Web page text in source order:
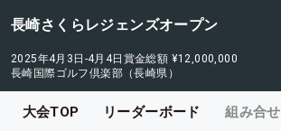
長崎さくらレジェンズオープン
2025年4月3日-4月4日 賞金総額 ¥12,000,000
長崎国際ゴルフ倶楽部（長崎県）
大会TOP リーダーボード 組み合せ